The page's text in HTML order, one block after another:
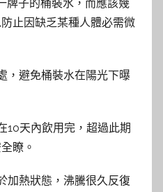
牌子的桶裝水，而應該幾
止因缺乏某種人體必需微
，避免桶裝水在陽光下曝
10天內飲用完，超過此期
瞭。
加熱狀態，沸騰很久反復